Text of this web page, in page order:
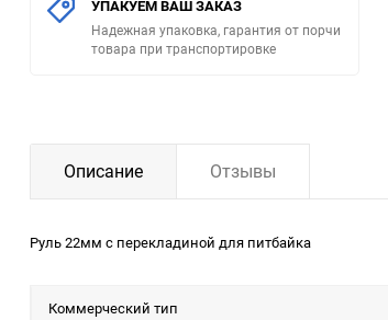
УПАКУЕМ ВАШ ЗАКАЗ
Надежная упаковка, гарантия от порчи
товара при транспортировке
Описание Отзывы
Руль 22мм с перекладиной для питбайка
Коммерческий тип